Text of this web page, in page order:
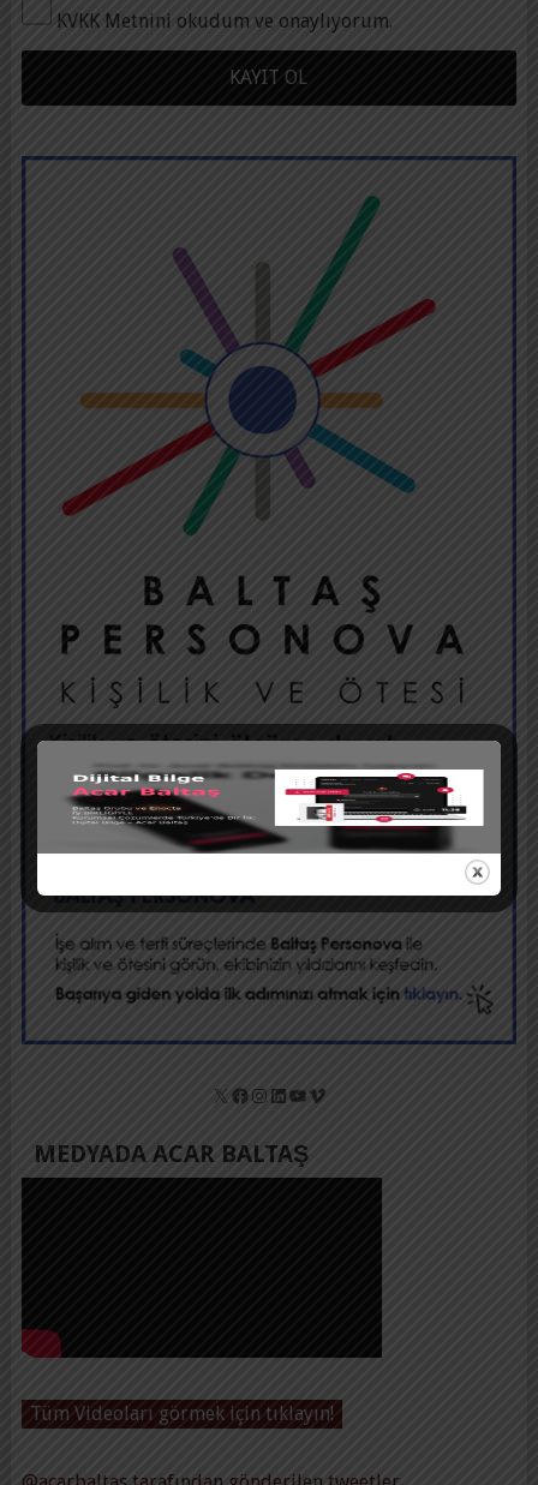
KVKK Metnini okudum ve onaylıyorum.
X Facebook
Instagram
LinkedIn
YouTube
Vimeo
MEDYADA ACAR BALTAŞ
Tüm Videoları görmek için tıklayın!